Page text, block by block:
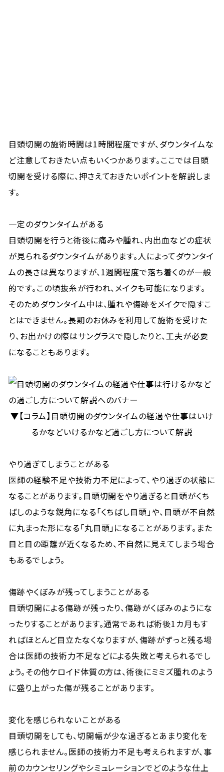
目頭切開の施術時間は1時間程度ですが、ダウンタイムな
ど注意しておきたい点もいくつかあります。ここでは目頭
切開を受ける際に、押さえておきたいポイントを解説しま
す。
一定のダウンタイムがある
目頭切開を行うと術後に痛みや腫れ、内出血などの症状
が見られるダウンタイムがあります。人によってダウンタイ
ムの長さは異なりますが、1週間程度で落ち着くのが一般
的です。この頃抜糸が行われ、メイクも可能になります。
そのためダウンタイム中は、腫れや傷跡をメイクで隠すこ
とはできません。長期のお休みを利用して施術を受けた
り、お出かけの際はサングラスで隠したりと、工夫が必要
になることもあります。
▼【コラム】目頭切開のダウンタイムの経過や仕事はいけ
るかなどいけるかなど過ごし方について解説
やり過ぎてしまうことがある
医師の経験不足や技術力不足によって、やり過ぎの状態に
なることがあります。目頭切開をやり過ぎると目頭がくち
ばしのような鋭角になる「くちばし目頭」や、目頭が不自然
に丸まった形になる「丸目頭」になることがあります。また
目と目の距離が近くなるため、不自然に見えてしまう場合
もあるでしょう。
傷跡やくぼみが残ってしまうことがある
目頭切開による傷跡が残ったり、傷跡がくぼみのようにな
ったりすることがあります。通常であれば術後1カ月もす
ればほとんど目立たなくなりますが、傷跡がずっと残る場
合は医師の技術力不足などによる失敗と考えられるでし
ょう。その他ケロイド体質の方は、術後にミミズ腫れのよう
に盛り上がった傷が残ることがあります。
変化を感じられないことがある
目頭切開をしても、切開幅が少な過ぎるとあまり変化を
感じられません。医師の技術力不足も考えられますが、事
前のカウンセリングやシミュレーションでどのような仕上